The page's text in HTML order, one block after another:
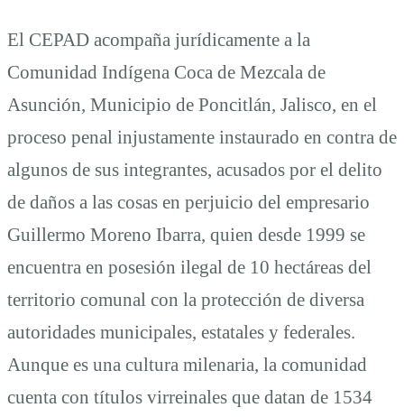
El CEPAD acompaña jurídicamente a la
Comunidad Indígena Coca de Mezcala de
Asunción, Municipio de Poncitlán, Jalisco, en el
proceso penal injustamente instaurado en contra de
algunos de sus integrantes, acusados por el delito
de daños a las cosas en perjuicio del empresario
Guillermo Moreno Ibarra, quien desde 1999 se
encuentra en posesión ilegal de 10 hectáreas del
territorio comunal con la protección de diversa
autoridades municipales, estatales y federales.
Aunque es una cultura milenaria, la comunidad
cuenta con títulos virreinales que datan de 1534